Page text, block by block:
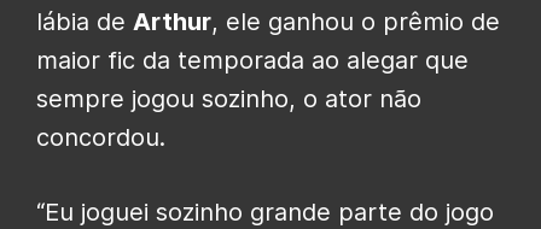
lábia de Arthur, ele ganhou o prêmio de
maior fic da temporada ao alegar que
sempre jogou sozinho, o ator não
concordou.
“Eu joguei sozinho grande parte do jogo